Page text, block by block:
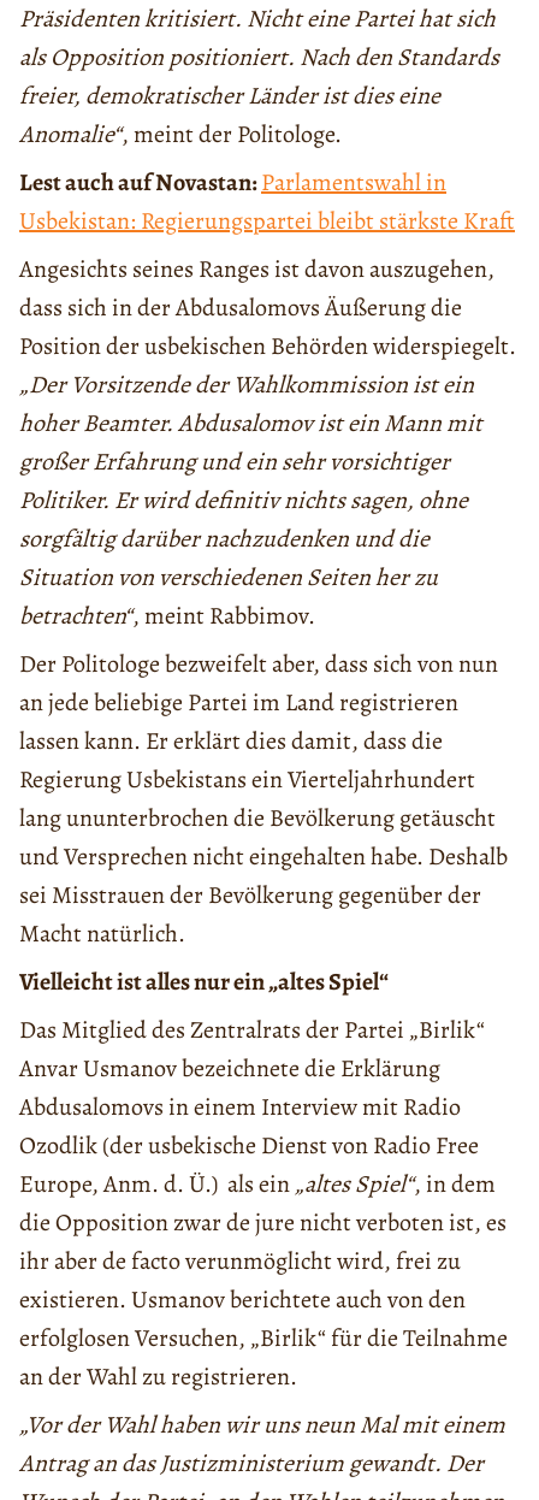
Präsidenten kritisiert. Nicht eine Partei hat sich
als Opposition positioniert. Nach den Standards
freier, demokratischer Länder ist dies eine
Anomalie“, meint der Politologe.
Lest auch auf Novastan:Parlamentswahl in
Usbekistan: Regierungspartei bleibt stärkste Kraft
Angesichts seines Ranges ist davon auszugehen,
dass sich in der Abdusalomovs Äußerung die
Position der usbekischen Behörden widerspiegelt.
„Der Vorsitzende der Wahlkommission ist ein
hoher Beamter. Abdusalomov ist ein Mann mit
großer Erfahrung und ein sehr vorsichtiger
Politiker. Er wird definitiv nichts sagen, ohne
sorgfältig darüber nachzudenken und die
Situation von verschiedenen Seiten her zu
betrachten“, meint Rabbimov.
Der Politologe bezweifelt aber, dass sich von nun
an jede beliebige Partei im Land registrieren
lassen kann. Er erklärt dies damit, dass die
Regierung Usbekistans ein Vierteljahrhundert
lang ununterbrochen die Bevölkerung getäuscht
und Versprechen nicht eingehalten habe. Deshalb
sei Misstrauen der Bevölkerung gegenüber der
Macht natürlich.
Vielleicht ist alles nur ein „altes Spiel“
Das Mitglied des Zentralrats der Partei „Birlik“
Anvar Usmanov bezeichnete die Erklärung
Abdusalomovs in einem Interview mit Radio
Ozodlik (der usbekische Dienst von Radio Free
Europe, Anm. d. Ü.) als ein„altes Spiel“, in dem
die Opposition zwar de jure nicht verboten ist, es
ihr aber de facto verunmöglicht wird, frei zu
existieren. Usmanov berichtete auch von den
erfolglosen Versuchen, „Birlik“ für die Teilnahme
an der Wahl zu registrieren.
„Vor der Wahl haben wir uns neun Mal mit einem
Antrag an das Justizministerium gewandt. Der